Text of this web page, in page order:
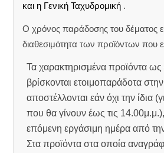
και η Γενική Ταχυδρομική .
Ο χρόνος παράδοσης του δέματος
διαθεσιμότητα των προϊόντων που
Τα χαρακτηρισμένα προϊόντα
βρίσκονται ετοιμοπαράδοτα
αποστέλλονται εάν όχι την ίδια
που θα γίνουν έως τις
επόμενη εργάσιμη ημέρα από
Στα προϊόντα στα οποία